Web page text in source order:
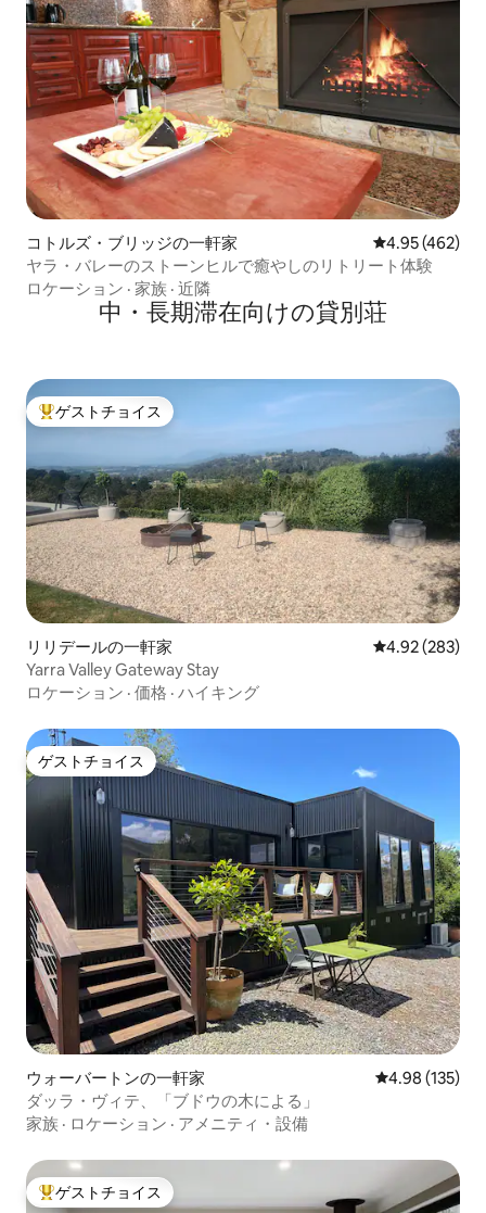
コトルズ・ブリッジの一軒家 レビュー462
4.95 (462)
ヤラ・バレーのストーンヒルで癒やしのリトリート体験
ロケーション · 家族 · 近隣
中・長期滞在向けの貸別荘
大好評のゲストチョイスです。
ゲストチョイス
リリデールの一軒家 レビュー283
4.92 (283)
Yarra Valley Gateway Stay
ロケーション · 価格 · ハイキング
ゲストチョイス
ゲストチョイス
ウォーバートンの一軒家 レビュー135
4.98 (135)
ダッラ・ヴィテ、「ブドウの木による」
家族 · ロケーション · アメニティ・設備
大好評のゲストチョイスです。
ゲストチョイス